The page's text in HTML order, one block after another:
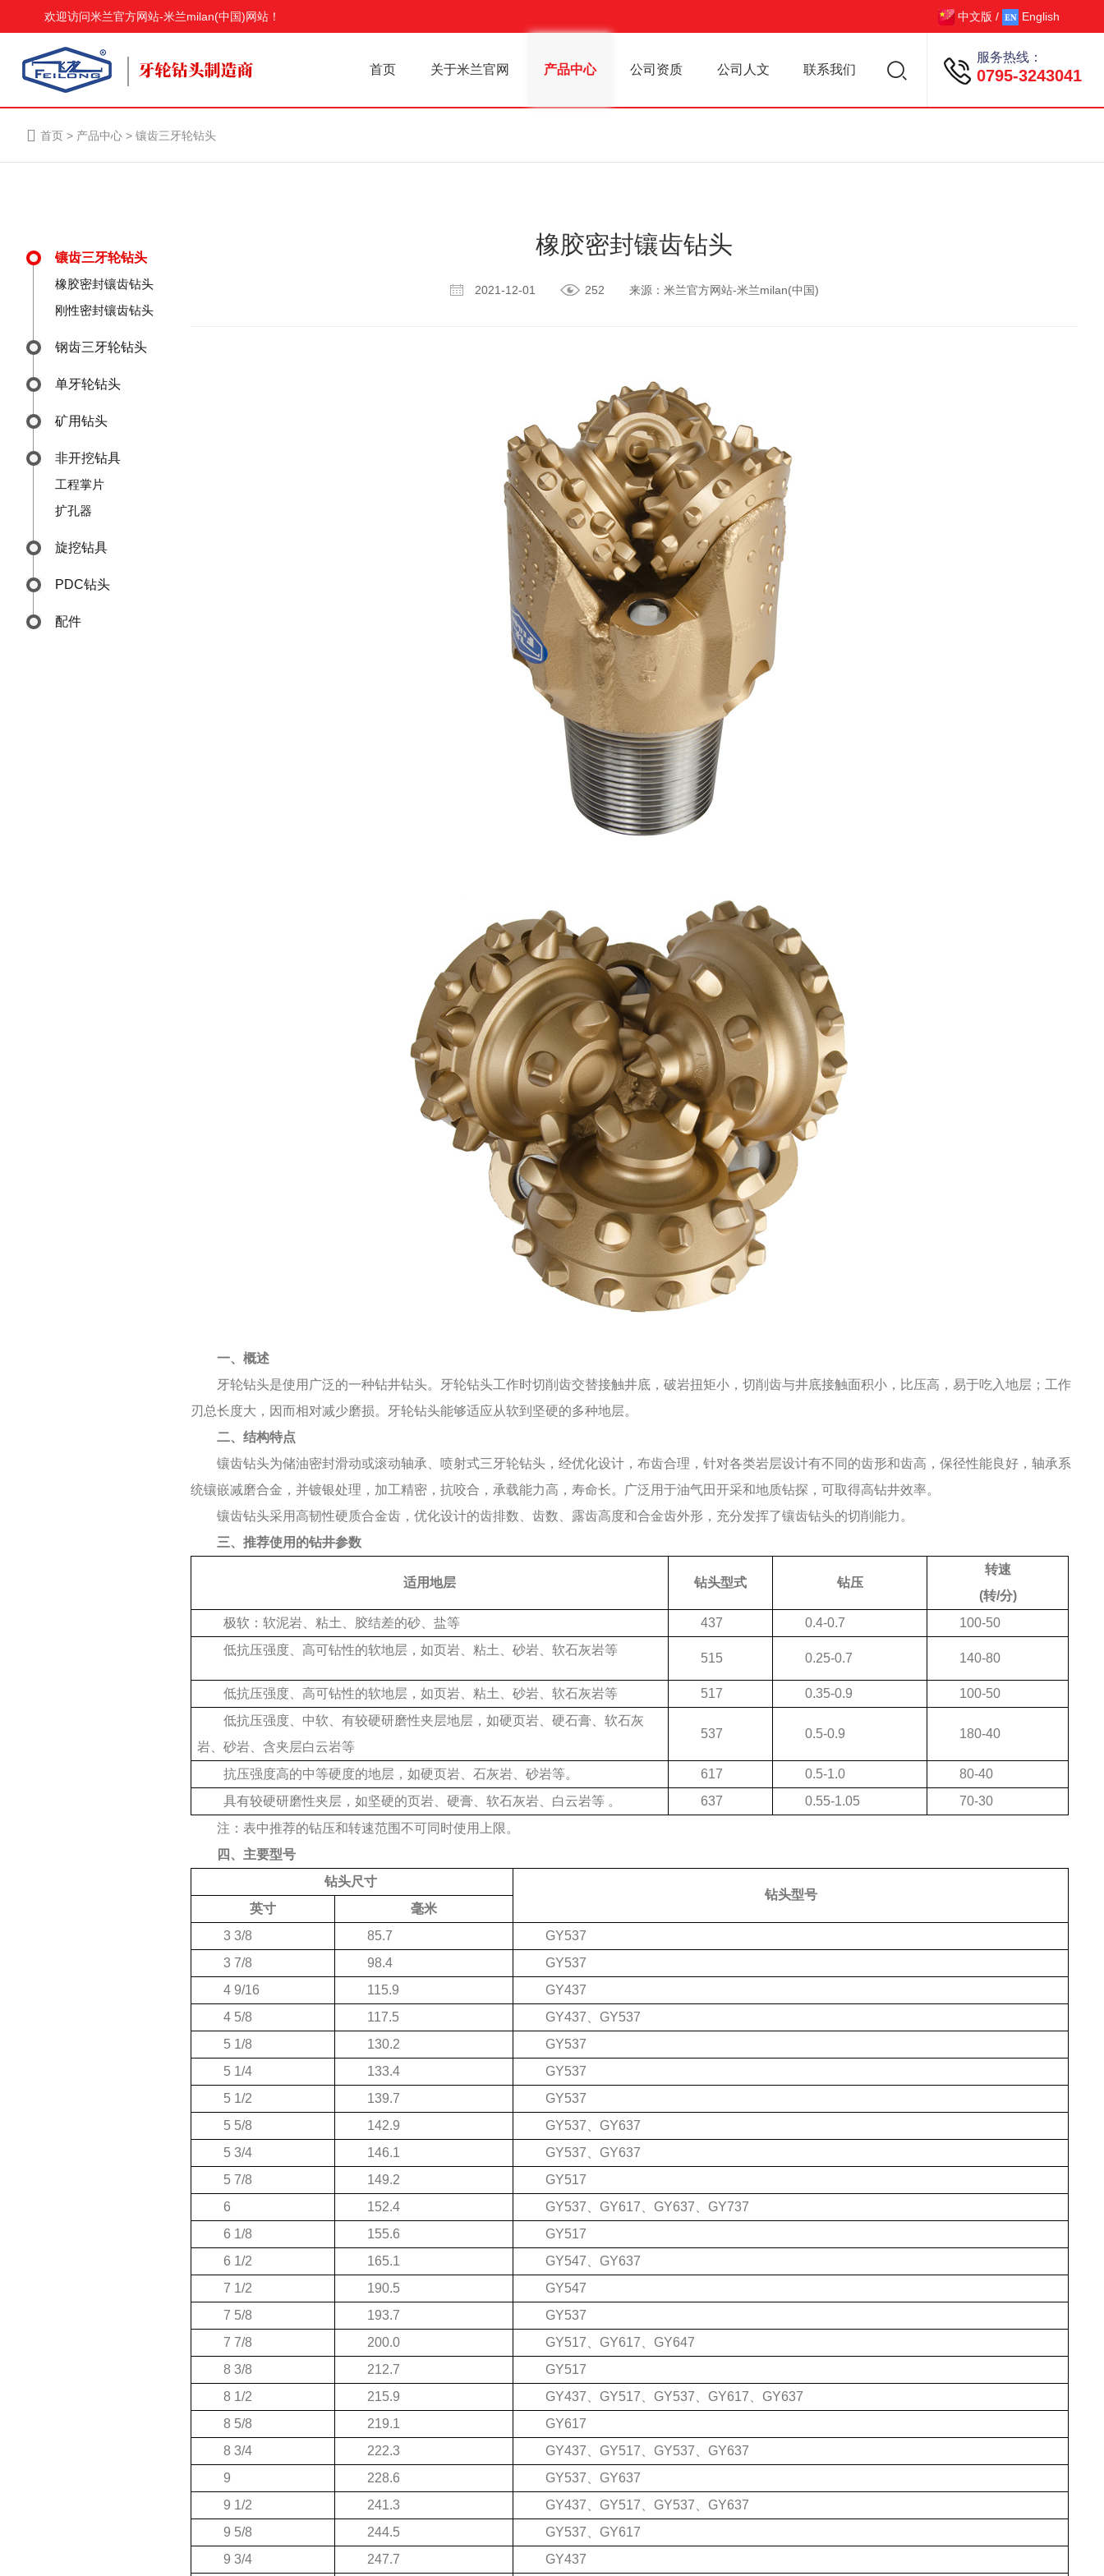
欢迎访问米兰官方网站-米兰milan(中国)网站！ 中文版 / English
服务热线：
0795-3243041
首页 关于米兰官网 产品中心 公司资质 公司人文 联系我们
首页 > 产品中心 > 镶齿三牙轮钻头
镶齿三牙轮钻头
橡胶密封镶齿钻头
刚性密封镶齿钻头
钢齿三牙轮钻头
单牙轮钻头
矿用钻头
非开挖钻具
工程掌片
扩孔器
旋挖钻具
PDC钻头
配件
橡胶密封镶齿钻头
2021-12-01 252 来源：米兰官方网站-米兰milan(中国)
一、概述
牙轮钻头是使用广泛的一种钻井钻头。牙轮钻头工作时切削齿交替接触井底，破岩扭矩小，切削齿与井底接触面积小，比压高，易于吃入地层；工作
刃总长度大，因而相对减少磨损。牙轮钻头能够适应从软到坚硬的多种地层。
二、结构特点
镶齿钻头为储油密封滑动或滚动轴承、喷射式三牙轮钻头，经优化设计，布齿合理，针对各类岩层设计有不同的齿形和齿高，保径性能良好，轴承系
统镶嵌减磨合金，并镀银处理，加工精密，抗咬合，承载能力高，寿命长。广泛用于油气田开采和地质钻探，可取得高钻井效率。
镶齿钻头采用高韧性硬质合金齿，优化设计的齿排数、齿数、露齿高度和合金齿外形，充分发挥了镶齿钻头的切削能力。
三、推荐使用的钻井参数
适用地层 钻头型式 钻压
转速
(转/分)
极软：软泥岩、粘土、胶结差的砂、盐等
437 0.4-0.7
100-50
低抗压强度、高可钻性的软地层，如页岩、粘土、砂岩、软石灰岩等
515 0.25-0.7 140-80
低抗压强度、高可钻性的软地层，如页岩、粘土、砂岩、软石灰岩等 517 0.35-0.9
100-50
低抗压强度、中软、有较硬研磨性夹层地层，如硬页岩、硬石膏、软石灰
岩、砂岩、含夹层白云岩等
537 0.5-0.9 180-40
抗压强度高的中等硬度的地层，如硬页岩、石灰岩、砂岩等。 617 0.5-1.0
80-40
具有较硬研磨性夹层，如坚硬的页岩、硬膏、软石灰岩、白云岩等 。
637 0.55-1.05
70-30
注：表中推荐的钻压和转速范围不可同时使用上限。
四、主要型号
钻头尺寸
钻头型号
英寸
毫米
3 3/8
85.7
GY537
3 7/8
98.4
GY537
4 9/16
115.9
GY437
4 5/8
117.5
GY437、GY537
5 1/8
130.2
GY537
5 1/4
133.4
GY537
5 1/2
139.7
GY537
5 5/8
142.9
GY537、GY637
5 3/4
146.1
GY537、GY637
5 7/8
149.2
GY517
6
152.4
GY537、GY617、GY637、GY737
6 1/8
155.6
GY517
6 1/2
165.1
GY547、GY637
7 1/2
190.5
GY547
7 5/8
193.7
GY537
7 7/8
200.0
GY517、GY617、GY647
8 3/8
212.7
GY517
8 1/2
215.9
GY437、GY517、GY537、GY617、GY637
8 5/8
219.1
GY617
8 3/4
222.3
GY437、GY517、GY537、GY637
9
228.6
GY537、GY637
9 1/2
241.3
GY437、GY517、GY537、GY637
9 5/8
244.5
GY537、GY617
9 3/4
247.7
GY437